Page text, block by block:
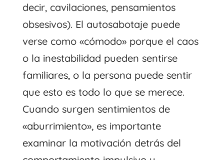
decir, cavilaciones, pensamientos
obsesivos). El autosabotaje puede
verse como «cómodo» porque el caos
o la inestabilidad pueden sentirse
familiares, o la persona puede sentir
que esto es todo lo que se merece.
Cuando surgen sentimientos de
«aburrimiento», es importante
examinar la motivación detrás del